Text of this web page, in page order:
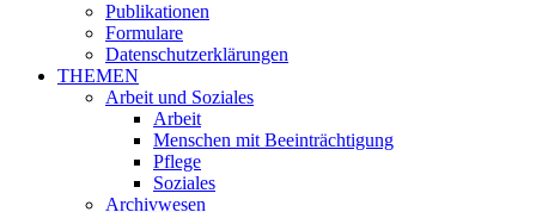
Publikationen
Formulare
Datenschutzerklärungen
THEMEN
Arbeit und Soziales
Arbeit
Menschen mit Beeinträchtigung
Pflege
Soziales
Archivwesen